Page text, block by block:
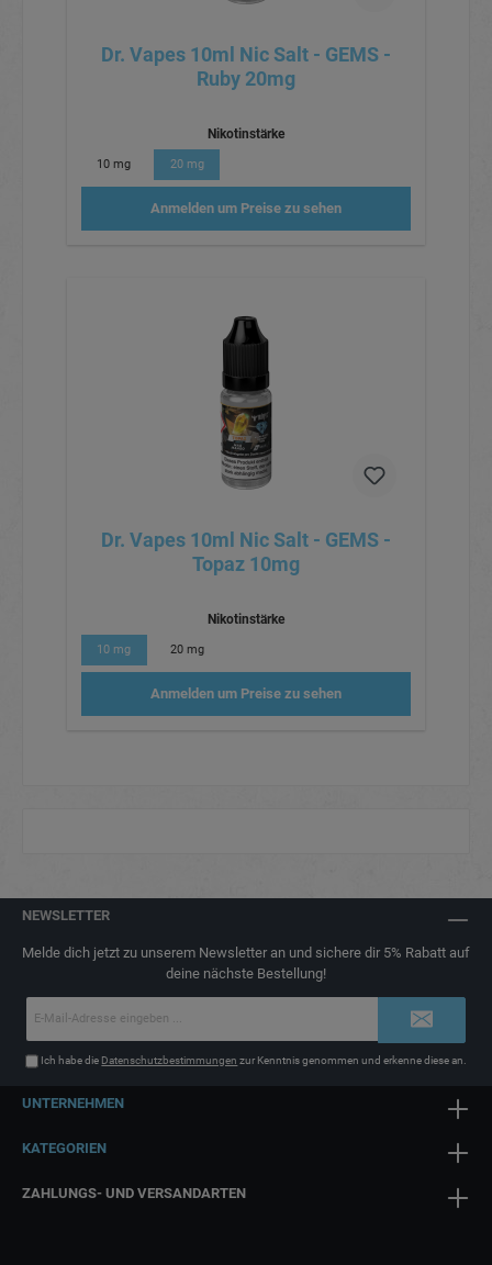
Dr. Vapes 10ml Nic Salt - GEMS -
Ruby 20mg
Nikotinstärke
10 mg 20 mg
Anmelden um Preise zu sehen
Dr. Vapes 10ml Nic Salt - GEMS -
Topaz 10mg
Nikotinstärke
10 mg 20 mg
Anmelden um Preise zu sehen
NEWSLETTER
Melde dich jetzt zu unserem Newsletter an und sichere dir 5% Rabatt auf
deine nächste Bestellung!
Ich habe die Datenschutzbestimmungen zur Kenntnis genommen und erkenne diese an.
UNTERNEHMEN
KATEGORIEN
ZAHLUNGS- UND VERSANDARTEN